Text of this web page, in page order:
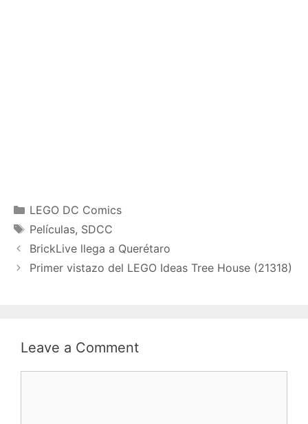
Categories
LEGO DC Comics
Tags
Películas, SDCC
BrickLive llega a Querétaro
Primer vistazo del LEGO Ideas Tree House (21318)
Leave a Comment